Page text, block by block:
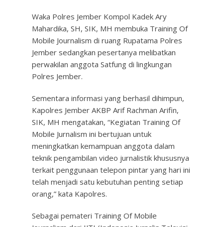
Waka Polres Jember Kompol Kadek Ary
Mahardika, SH, SIK, MH membuka Training Of
Mobile Journalism di ruang Rupatama Polres
Jember sedangkan pesertanya melibatkan
perwakilan anggota Satfung di lingkungan
Polres Jember.
Sementara informasi yang berhasil dihimpun,
Kapolres Jember AKBP Arif Rachman Arifin,
SIK, MH mengatakan, “Kegiatan Training Of
Mobile Jurnalism ini bertujuan untuk
meningkatkan kemampuan anggota dalam
teknik pengambilan video jurnalistik khususnya
terkait penggunaan telepon pintar yang hari ini
telah menjadi satu kebutuhan penting setiap
orang,” kata Kapolres.
Sebagai pemateri Training Of Mobile